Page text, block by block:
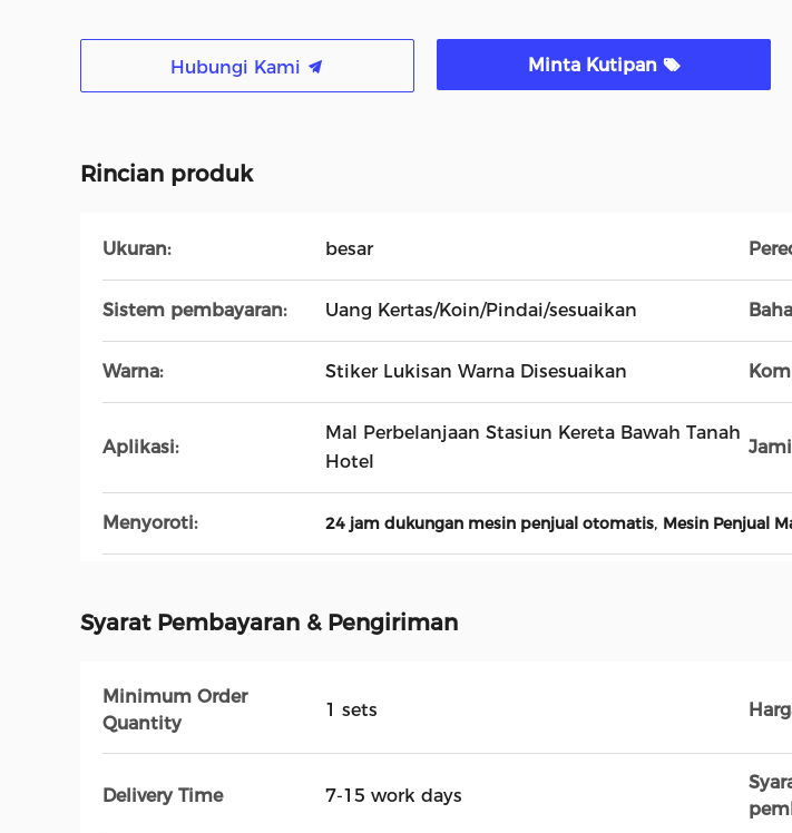
Hubungi Kami Minta Kutipan
Rincian produk
Ukuran: besar
Sistem pembayaran: Uang Kertas/Koin/Pindai/sesuaikan
Warna: Stiker Lukisan Warna Disesuaikan
Aplikasi:
Mal Perbelanjaan Stasiun Kereta Bawah Tanah
Hotel
Menyoroti: 24 jam dukungan mesin penjual otomatis, Mesin Penjual
Syarat Pembayaran & Pengiriman
Minimum Order
Quantity
1 sets
Delivery Time 7-15 work days